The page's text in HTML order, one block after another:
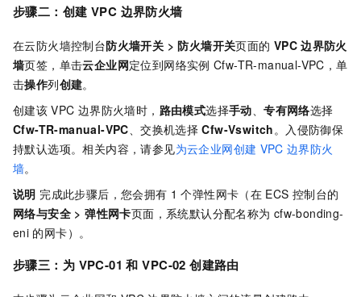
步骤二：创建 VPC 边界防火墙
在云防火墙控制台防火墙开关 > 防火墙开关页面的 VPC 边界防火
墙页签，单击云企业网定位到网络实例 Cfw-TR-manual-VPC，单
击操作列创建。
创建该 VPC 边界防火墙时， 路由模式选择手动、专有网络选择
Cfw-TR-manual-VPC、交换机选择 Cfw-Vswitch。入侵防御保
持默认选项。相关内容，请参见为云企业网创建 VPC 边界防火
墙。
说明 完成此步骤后，您会拥有 1 个弹性网卡（在 ECS 控制台的
网络与安全 > 弹性网卡页面，系统默认分配名称为 cfw-bonding-
eni 的网卡）。
步骤三：为 VPC-01 和 VPC-02 创建路由